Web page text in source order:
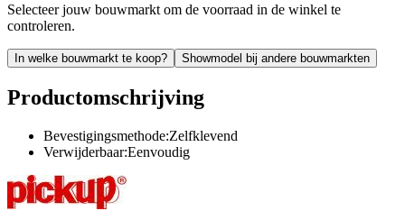
Selecteer jouw bouwmarkt om de voorraad in de winkel te
controleren.
In welke bouwmarkt te koop? Showmodel bij andere bouwmarkten
Productomschrijving
Bevestigingsmethode:Zelfklevend
Verwijderbaar:Eenvoudig